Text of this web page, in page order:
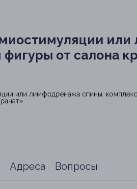
от салона
Адреса Вопросы